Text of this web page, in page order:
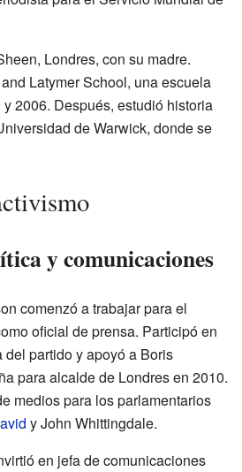
Londres, con su madre.
Latymer School, una escuela
2006. Después, estudió historia
de Warwick, donde se
y comunicaciones
comenzó a trabajar para el
oficial de prensa. Participó en
partido y apoyó a Boris
para alcalde de Londres en 2010.
medios para los parlamentarios
y John Whittingdale.
en jefa de comunicaciones